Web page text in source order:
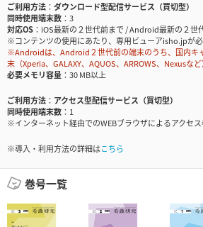
ご利用方法
ダウンロード型配信サービス（買切型）
同時使用端末数
3
対応OS
iOS最新の２世代前まで / Android最新の２世
※コンテンツの使用にあたり、専用ビューアisho.jpが
※Androidは、Android２世代前の端末のうち、国内キ
末（Xperia、GALAXY、AQUOS、ARROWS、Nexusな
必要メモリ容量
30 MB以上
ご利用方法
アクセス型配信サービス（買切型）
同時使用端末数
1
※インターネット経由でのWEBブラウザによるアクセス
※導入・利用方法の詳細はこちら
巻号一覧